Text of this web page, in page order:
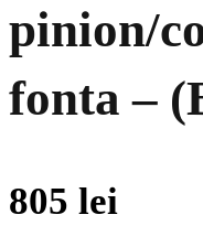
pinion/
fonta –
805 lei